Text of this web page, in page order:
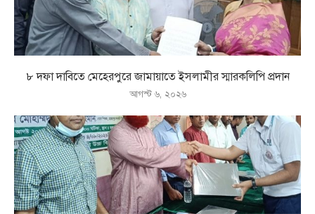
৮ দফা দাবিতে মেহেরপুরে জামায়াতে ইসলামীর স্মারকলিপি প্রদান
আগস্ট ৬, ২০২৬